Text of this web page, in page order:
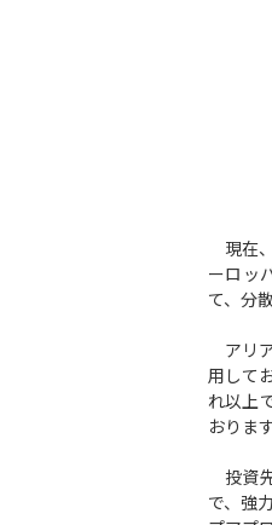
現在
ーロッ
て、分
アリ
用して
れ以上
おります
投資
で、強